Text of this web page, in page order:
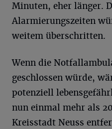
Minuten, eher länger.
Alarmierungszeiten
weitem überschritten.
Wenn die
geschlossen würde,
potenziell
nun einmal mehr als
Kreisstadt Neuss